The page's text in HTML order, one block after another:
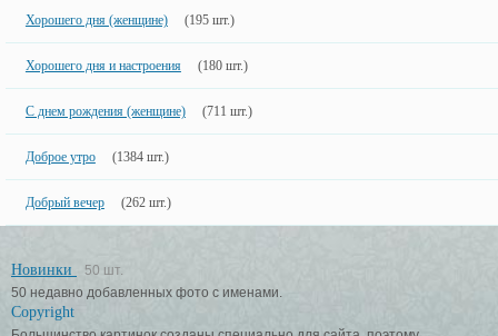
Хорошего дня (женщине) (195 шт.)
Хорошего дня и настроения (180 шт.)
С днем рождения (женщине) (711 шт.)
Доброе утро (1384 шт.)
Добрый вечер (262 шт.)
Новинки
50 шт.
50 недавно добавленных фото с именами.
Copyright